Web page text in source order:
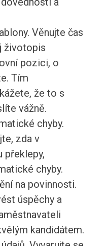
Věnujte čas
životopis
pozici, o
Tím
že to s
vážně.
chyby.
zda v
překlepy,
chyby.
na povinnosti.
úspěchy a
kandidátem.